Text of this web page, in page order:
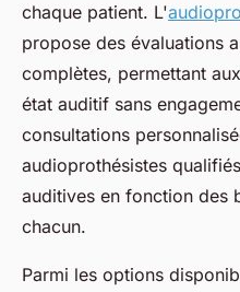
chaque patient. L'
propose des évaluations
complètes, permettant
état auditif sans
consultations
audioprothésistes
auditives en fonction des
chacun.
Parmi les options